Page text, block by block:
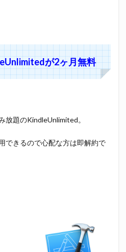
が2ヶ月無料
放題のKindleUnlimited。
できるので心配な方は即解約で